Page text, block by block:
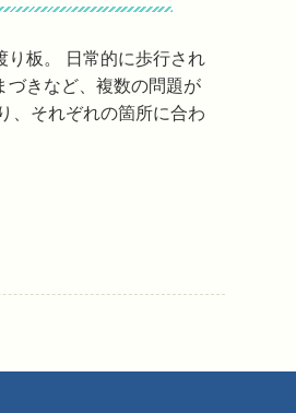
り板。 日常的に歩行され
づきなど、複数の問題が
、それぞれの箇所に合わ